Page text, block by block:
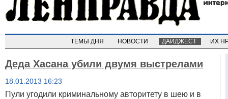
ТЕМЫ ДНЯ НОВОСТИ ДАЙДЖЕСТ ИХ
Деда Хасана убили двумя выстрелами
18.01.2013 16:23
Пули угодили криминальному авторитету в шею и в